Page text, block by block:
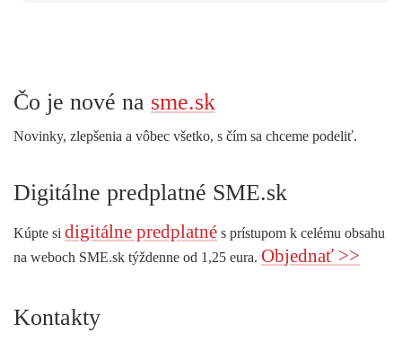
Čo je nové na sme.sk
Novinky, zlepšenia a vôbec všetko, s čím sa chceme podeliť.
Digitálne predplatné SME.sk
Kúpte si digitálne predplatné s prístupom k celému obsahu
na weboch SME.sk týždenne od 1,25 eura. Objednať >>
Kontakty